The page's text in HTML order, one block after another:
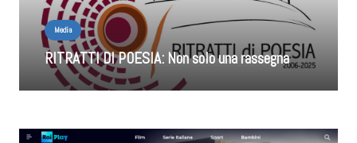
Media
RITRATTI DI POESIA: Non solo una rassegna